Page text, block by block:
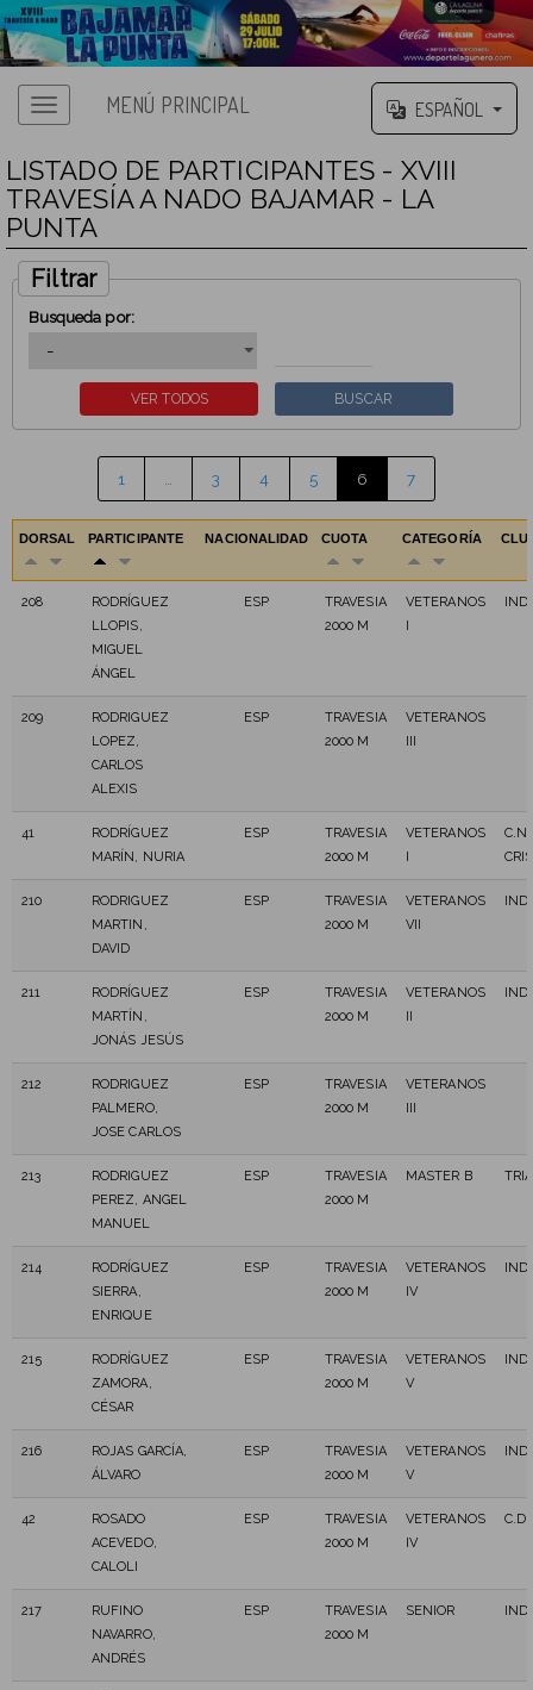
MENÚ PRINCIPAL ESPAÑOL
LISTADO DE PARTICIPANTES - XVIII
TRAVESÍA A NADO BAJAMAR - LA
PUNTA
Filtrar
Busqueda por:
1 3 4 5 6 7
DORSAL PARTICIPANTE NACIONALIDAD CUOTA CATEGORÍA
208
RODRÍGUEZ
LLOPIS,
MIGUEL
ÁNGEL
ESP
TRAVESIA
2000 M
VETERANOS
209
RODRIGUEZ
LOPEZ,
CARLOS
ALEXIS
ESP
TRAVESIA
2000 M
VETERANOS
41
RODRÍGUEZ
MARÍN, NURIA
ESP
TRAVESIA
2000 M
VETERANOS
210
RODRIGUEZ
MARTIN,
DAVID
ESP
TRAVESIA
2000 M
VETERANOS
VII
211
RODRÍGUEZ
MARTÍN,
JONÁS JESÚS
ESP
TRAVESIA
2000 M
VETERANOS
212
RODRIGUEZ
PALMERO,
JOSE CARLOS
ESP
TRAVESIA
2000 M
VETERANOS
213
RODRIGUEZ
PEREZ, ANGEL
MANUEL
ESP
TRAVESIA
2000 M
MASTER B
214
RODRÍGUEZ
SIERRA,
ENRIQUE
ESP
TRAVESIA
2000 M
VETERANOS
IV
215
RODRÍGUEZ
ZAMORA,
CÉSAR
ESP
TRAVESIA
2000 M
VETERANOS
V
216
ROJAS GARCÍA,
ÁLVARO
ESP
TRAVESIA
2000 M
VETERANOS
V
42
ROSADO
ACEVEDO,
CALOLI
ESP
TRAVESIA
2000 M
VETERANOS
IV
C.D.
217
RUFINO
NAVARRO,
ANDRÉS
ESP
TRAVESIA
2000 M
SENIOR